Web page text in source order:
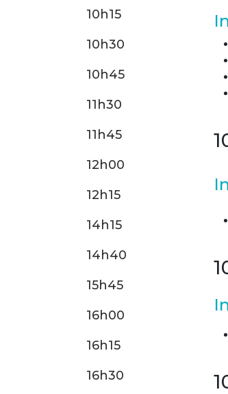
10h15
10h30
10h45
11h30
11h45
12h00
12h15
14h15
14h40
15h45
16h00
16h15
16h30